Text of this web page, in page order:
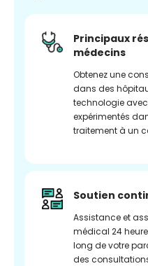
Principaux
médecins
Obtenez une
dans des
technologie
expérimentés
traitement à un
Soutien
Assistance et
médical 24
long de votre
des